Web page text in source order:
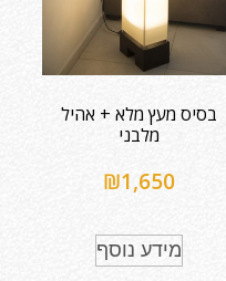
בסיס מעץ מלא + אהיל
מלבני
₪1,650
מידע נוסף